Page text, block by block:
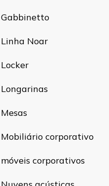
Gabbinetto
Linha Noar
Locker
Longarinas
Mesas
Mobiliário corporativo
móveis corporativos